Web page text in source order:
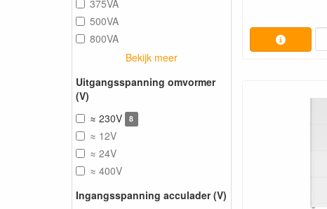
375VA
500VA
800VA
Bekijk meer
Uitgangsspanning omvormer
(V)
≈ 230V
8
≈ 12V
≈ 24V
≈ 400V
Ingangsspanning acculader (V)